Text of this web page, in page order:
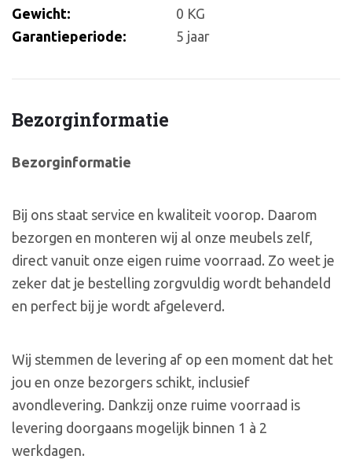
Gewicht:
0 KG
Garantieperiode:
5 jaar
Bezorginformatie
Bezorginformatie
Bij ons staat service en kwaliteit voorop. Daarom
bezorgen en monteren wij al onze meubels zelf,
direct vanuit onze eigen ruime voorraad. Zo weet je
zeker dat je bestelling zorgvuldig wordt behandeld
en perfect bij je wordt afgeleverd.
Wij stemmen de levering af op een moment dat het
jou en onze bezorgers schikt, inclusief
avondlevering. Dankzij onze ruime voorraad is
levering doorgaans mogelijk binnen 1 à 2
werkdagen.